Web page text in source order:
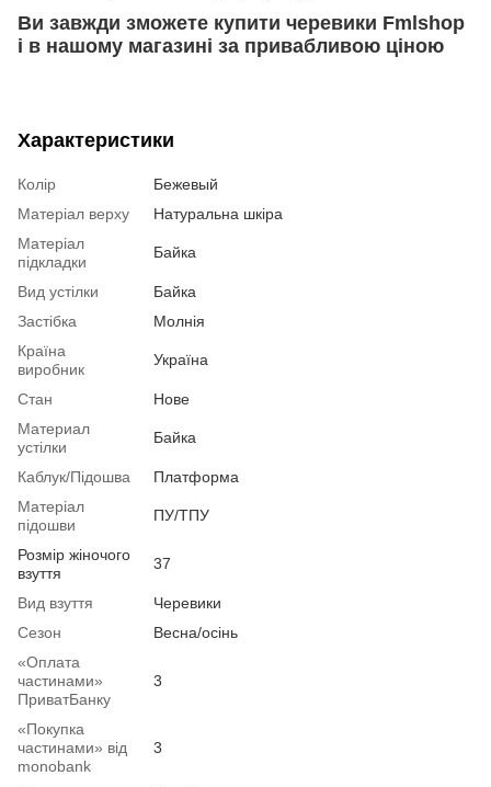
Ви завжди зможете купити черевики Fmlshop
і в нашому магазині за привабливою ціною
Характеристики
Колір
Бежевый
Матеріал верху
Натуральна шкіра
Матеріал
підкладки
Байка
Вид устілки
Байка
Застібка
Молнія
Країна
виробник
Україна
Стан
Нове
Материал
устілки
Байка
Каблук/Підошва
Платформа
Матеріал
підошви
ПУ/ТПУ
Розмір жіночого
взуття
37
Вид взуття
Черевики
Сезон
Весна/осінь
«Оплата
частинами»
ПриватБанку
3
«Покупка
частинами» від
monobank
3